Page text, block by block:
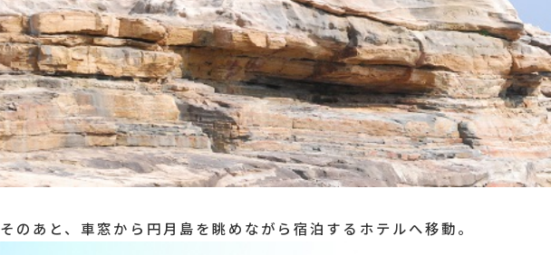
そのあと、車窓から円月島を眺めながら宿泊するホテルへ移動。